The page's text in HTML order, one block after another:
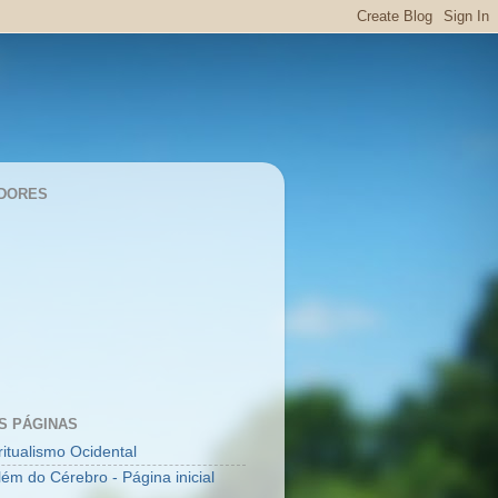
PÁGINAS
Ocidental
do Cérebro - Página inicial